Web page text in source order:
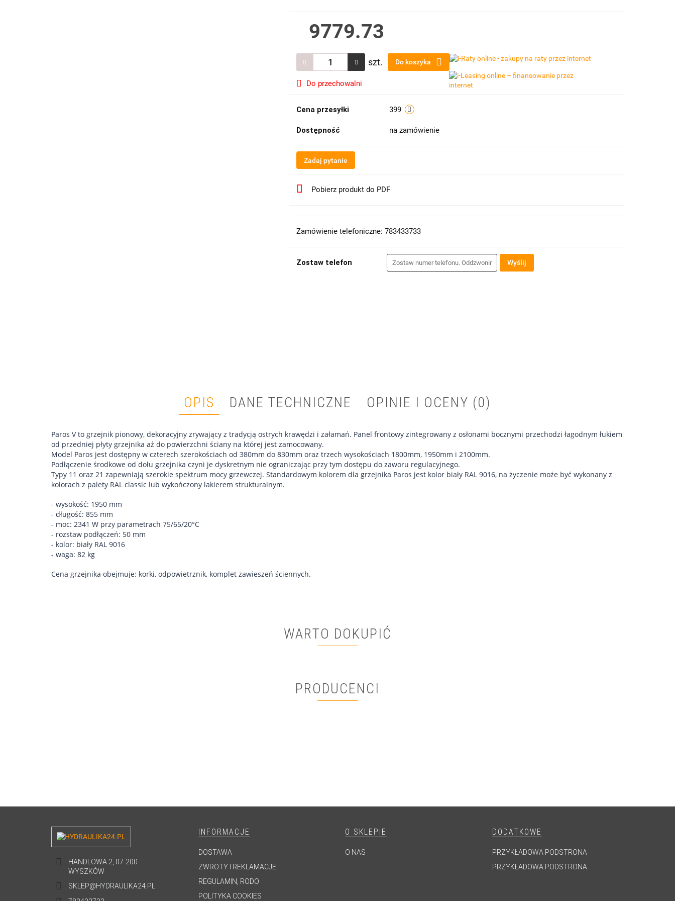
9779.73
szt. Do koszyka
Do przechowalni
Cena przesyłki 399
Dostępność na zamówienie
Zadaj pytanie
Pobierz produkt do PDF
Zamówienie telefoniczne: 783433733
Zostaw telefon Wyślij
OPIS DANE TECHNICZNE OPINIE I OCENY (0)
Paros V to grzejnik pionowy, dekoracyjny zrywający z tradycją ostrych krawędzi i załamań. Panel frontowy zintegrowany z osłonami bocznymi przechodzi łagodnym łukiem
od przedniej płyty grzejnika aż do powierzchni ściany na której jest zamocowany.
Model Paros jest dostępny w czterech szerokościach od 380mm do 830mm oraz trzech wysokościach 1800mm, 1950mm i 2100mm.
Podłączenie środkowe od dołu grzejnika czyni je dyskretnym nie ograniczając przy tym dostępu do zaworu regulacyjnego.
Typy 11 oraz 21 zapewniają szerokie spektrum mocy grzewczej. Standardowym kolorem dla grzejnika Paros jest kolor biały RAL 9016, na życzenie może być wykonany z
kolorach z palety RAL classic lub wykończony lakierem strukturalnym.
- wysokość: 1950 mm
- długość: 855 mm
- moc: 2341 W przy parametrach 75/65/20°C
- rozstaw podłączeń: 50 mm
- kolor: biały RAL 9016
- waga: 82 kg
Cena grzejnika obejmuje: korki, odpowietrznik, komplet zawieszeń ściennych.
WARTO DOKUPIĆ
PRODUCENCI
HANDLOWA 2, 07-200
WYSZKÓW
SKLEP@HYDRAULIKA24.PL
INFORMACJE
DOSTAWA
ZWROTY I REKLAMACJE
REGULAMIN, RODO
POLITYKA COOKIES
O SKLEPIE
O NAS
DODATKOWE
PRZYKŁADOWA PODSTRONA
PRZYKŁADOWA PODSTRONA